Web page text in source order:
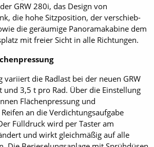
GRW 280i, das Design von
die hohe Sitzposition, der verschieb-
die geräumige Panoramakabine dem
mit freier Sicht in alle Richtungen.
variiert die Radlast bei der neuen GRW
und 3,5 t pro Rad. Über die Einstellung
Flächenpressung und
an die Verdichtungsaufgabe
Fülldruck wird per Taster am
und wirkt gleichmäßig auf alle